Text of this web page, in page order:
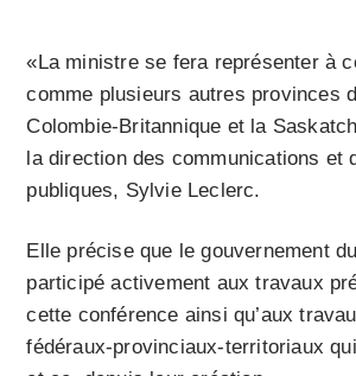
«La ministre se fera représenter à
comme plusieurs autres provinces
Colombie-Britannique et la
la direction des communications et
publiques, Sylvie Leclerc.
Elle précise que le gouvernement
participé activement aux travaux
cette conférence ainsi qu’aux
fédéraux-provinciaux-territoriaux